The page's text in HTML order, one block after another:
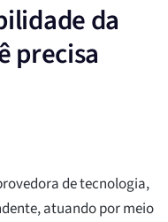
da
precisa
de tecnologia,
atuando por meio